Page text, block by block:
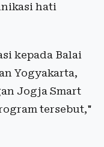
hati
kepada Balai
Yogyakarta,
Jogja Smart
tersebut,"